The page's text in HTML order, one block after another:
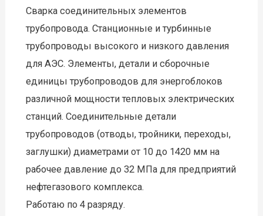
Сварка соединительных элементов
трубопровода. Станционные и турбинные
трубопроводы высокого и низкого давления
для АЭС. Элементы, детали и сборочные
единицы трубопроводов для энергоблоков
различной мощности тепловых электрических
станций. Соединительные детали
трубопроводов (отводы, тройники, переходы,
заглушки) диаметрами от 10 до 1420 мм на
рабочее давление до 32 МПа для предприятий
нефтегазового комплекса.
Работаю по 4 разряду.